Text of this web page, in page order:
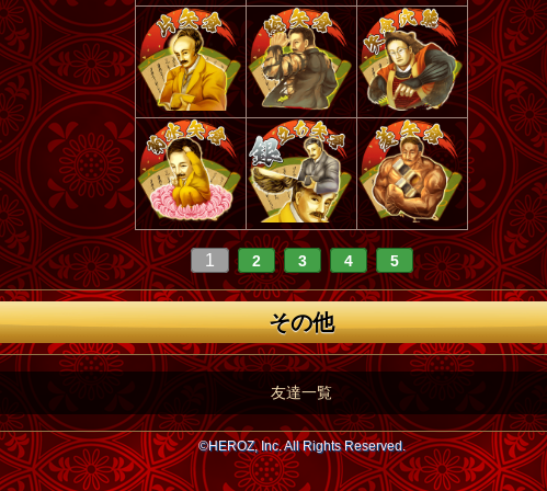
1 2 3 4 5
その他
友達一覧
©HEROZ, Inc. All Rights Reserved.